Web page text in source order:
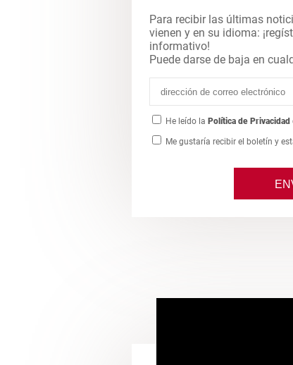
Para recibir las últimas
vienen y en su idioma:
informativo!
Puede darse de baja en
He leído la Política de Privacidad
Me gustaría recibir el boletín y